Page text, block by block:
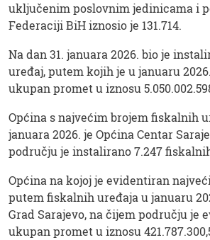
uključenim poslovnim jedinicama i
Federaciji BiH iznosio je 131.714.
Na dan 31. januara 2026. bio je
uređaj, putem kojih je u januaru
ukupan promet u iznosu
Općina s najvećim brojem fiskalnih
januara 2026. je Općina Centar
području je instalirano 7.247
Općina na kojoj je evidentiran
putem fiskalnih uređaja u januaru
Grad Sarajevo, na čijem području je
ukupan promet u iznosu